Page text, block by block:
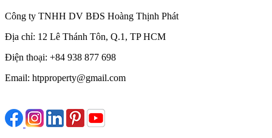
Công ty TNHH DV BĐS Hoàng Thịnh Phát
Địa chỉ: 12 Lê Thánh Tôn, Q.1, TP HCM
Điện thoại: +84 938 877 698
Email: htpproperty@gmail.com